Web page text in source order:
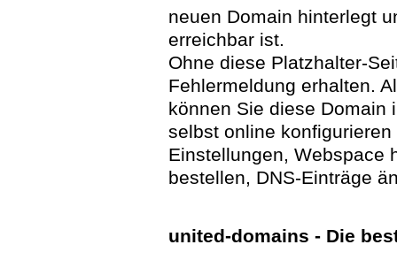
neuen Domain hinterlegt
erreichbar ist.
Ohne diese Platzhalter-
Fehlermeldung erhalten.
können Sie diese Domain
selbst online
Einstellungen, Webspace
bestellen, DNS-Einträge
united-domains - Die